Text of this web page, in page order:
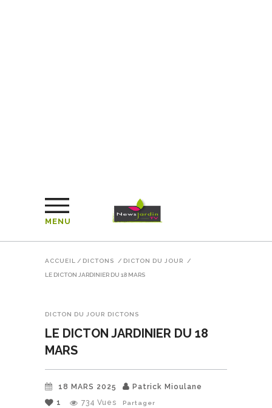
MENU
ACCUEIL / DICTONS / DICTON DU JOUR /
LE DICTON JARDINIER DU 18 MARS
DICTON DU JOUR DICTONS
LE DICTON JARDINIER DU 18
MARS
18 MARS 2025
Patrick Mioulane
1
734 Vues Partager